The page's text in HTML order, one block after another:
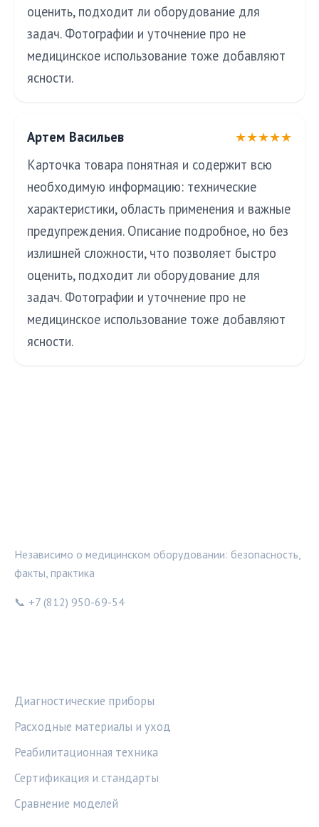
оценить, подходит ли оборудование для
задач. Фотографии и уточнение про не
медицинское использование тоже добавляют
ясности.
Артем Васильев
★★★★★
Карточка товара понятная и содержит всю
необходимую информацию: технические
характеристики, область применения и важные
предупреждения. Описание подробное, но без
излишней сложности, что позволяет быстро
оценить, подходит ли оборудование для
задач. Фотографии и уточнение про не
медицинское использование тоже добавляют
ясности.
Независимо о медицинском оборудовании: безопасность,
факты, практика
📞 +7 (812) 950-69-54
Диагностические приборы
Расходные материалы и уход
Реабилитационная техника
Сертификация и стандарты
Сравнение моделей